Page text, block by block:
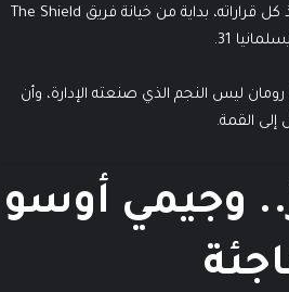
وأضاف رولينز أن مشاهدة أحلامه وهي تُمنح لرومان هي التي دفعته لاتخاذ كل قراراته، بداية من خيانة فريق The Shield
31.
ليس النجم الذي صنعته الإدارة، وأن
إلى القمة.
وجيمي أوسو